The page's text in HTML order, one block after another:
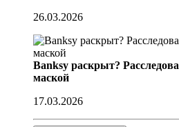
26.03.2026
Banksy раскрыт?
маской
17.03.2026